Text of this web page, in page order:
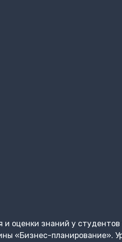
оценки знаний у
«Бизнес-планирование».